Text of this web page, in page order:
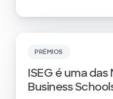
PRÉMIOS
ISEG é uma das
Business